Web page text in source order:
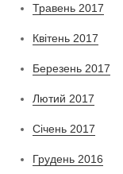
Травень 2017
Квітень 2017
Березень 2017
Лютий 2017
Січень 2017
Грудень 2016